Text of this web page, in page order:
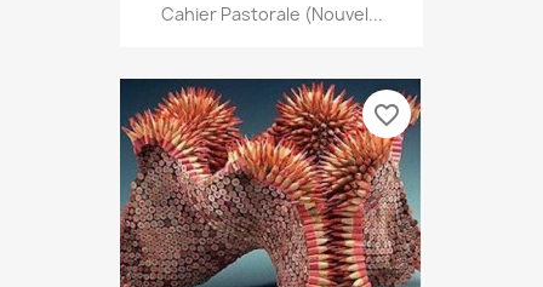
Cahier Pastorale (nouvel...
favorite_border